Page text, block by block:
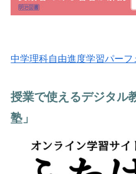
中学理科自由進度学習パーフ
授業で使えるデジタル
塾」